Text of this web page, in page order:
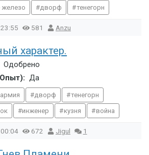
железо дворф тенегорн
23:55 581 Anzu
характер.
Одобрено
Да
армия дворф тенегорн
инженер кузня война
00:04 672 Jigul 1